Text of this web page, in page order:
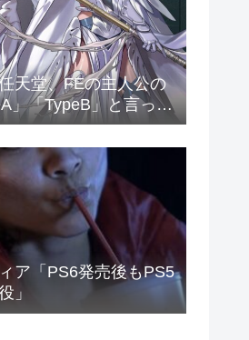
天堂、FEの主人公の
」「TypeB」と言って
ア「PS6発売後もPS5
」